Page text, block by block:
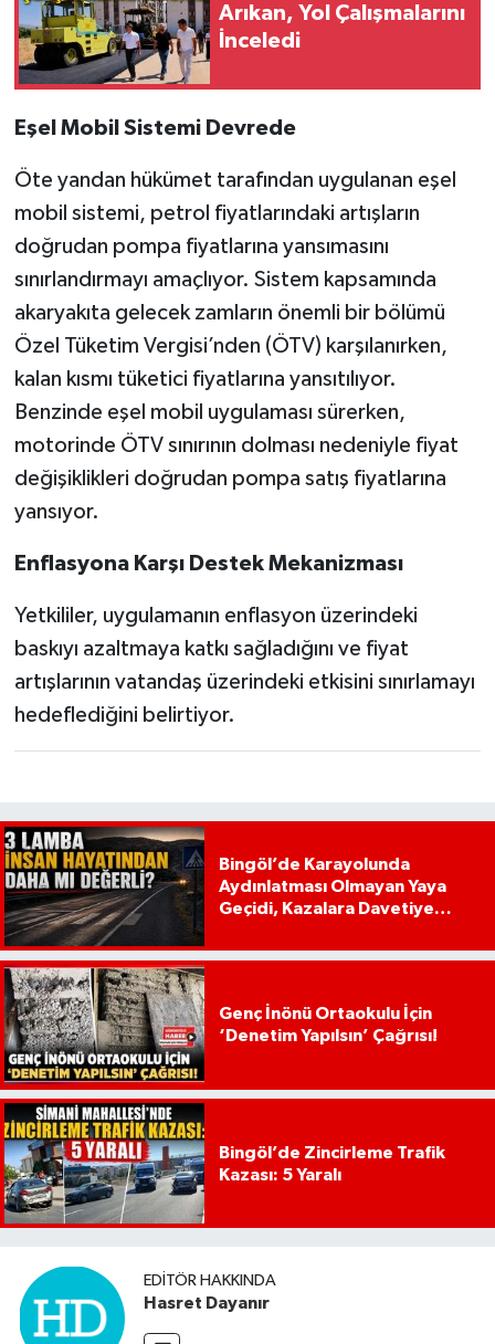
Arıkan, Yol Çalışmalarını
İnceledi
Eşel Mobil Sistemi Devrede
Öte yandan hükümet tarafından uygulanan eşel
mobil sistemi, petrol fiyatlarındaki artışların
doğrudan pompa fiyatlarına yansımasını
sınırlandırmayı amaçlıyor. Sistem kapsamında
akaryakıta gelecek zamların önemli bir bölümü
Özel Tüketim Vergisi’nden (ÖTV) karşılanırken,
kalan kısmı tüketici fiyatlarına yansıtılıyor.
Benzinde eşel mobil uygulaması sürerken,
motorinde ÖTV sınırının dolması nedeniyle fiyat
değişiklikleri doğrudan pompa satış fiyatlarına
yansıyor.
Enflasyona Karşı Destek Mekanizması
Yetkililer, uygulamanın enflasyon üzerindeki
baskıyı azaltmaya katkı sağladığını ve fiyat
artışlarının vatandaş üzerindeki etkisini sınırlamayı
hedeflediğini belirtiyor.
Bingöl’de Karayolunda
Aydınlatması Olmayan Yaya
Geçidi, Kazalara Davetiye
Genç İnönü Ortaokulu İçin
‘Denetim Yapılsın’ Çağrısı!
Bingöl’de Zincirleme Trafik
Kazası: 5 Yaralı
EDITÖR HAKKINDA
Hasret Dayanır